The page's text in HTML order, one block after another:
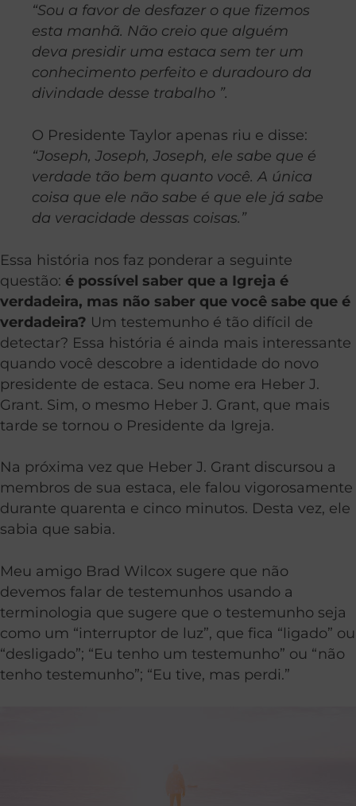
“Sou a favor de desfazer o que fizemos
esta manhã. Não creio que alguém
deva presidir uma estaca sem ter um
conhecimento perfeito e duradouro da
divindade desse trabalho ”.
O Presidente Taylor apenas riu e disse:
“Joseph, Joseph, Joseph, ele sabe que é
verdade tão bem quanto você. A única
coisa que ele não sabe é que ele já sabe
da veracidade dessas coisas.”
Essa história nos faz ponderar a seguinte
questão: é possível saber que a Igreja é
verdadeira, mas não saber que você sabe que é
verdadeira? Um testemunho é tão difícil de
detectar? Essa história é ainda mais interessante
quando você descobre a identidade do novo
presidente de estaca. Seu nome era Heber J.
Grant. Sim, o mesmo Heber J. Grant, que mais
tarde se tornou o Presidente da Igreja.
Na próxima vez que Heber J. Grant discursou a
membros de sua estaca, ele falou vigorosamente
durante quarenta e cinco minutos. Desta vez, ele
sabia que sabia.
Meu amigo Brad Wilcox sugere que não
devemos falar de testemunhos usando a
terminologia que sugere que o testemunho seja
como um “interruptor de luz”, que fica “ligado” ou
“desligado”; “Eu tenho um testemunho” ou “não
tenho testemunho”; “Eu tive, mas perdi.”